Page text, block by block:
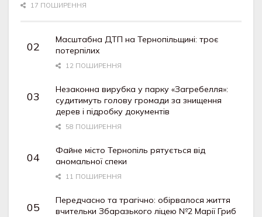
17 ПОШИРЕННЯ
Масштабна ДТП на Тернопільщині: троє
потерпілих
12 ПОШИРЕННЯ
Незаконна вирубка у парку «Загребелля»:
судитимуть голову громади за знищення
дерев і підробку документів
58 ПОШИРЕННЯ
Файне місто Тернопіль рятується від
аномальної спеки
11 ПОШИРЕННЯ
Передчасно та трагічно: обірвалося життя
вчительки Збаразького ліцею №2 Марії Гриб